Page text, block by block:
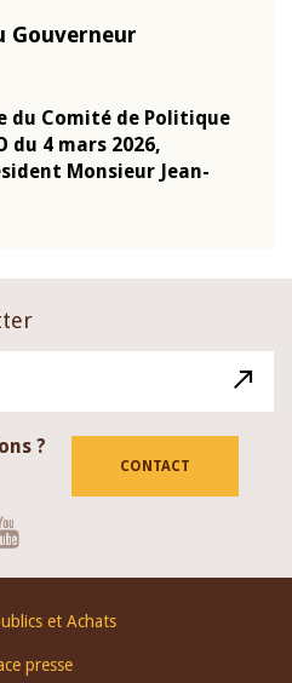
Gouverneur
Comité de Politique
du 4 mars 2026,
Monsieur Jean-
?
CONTACT
et Achats
presse